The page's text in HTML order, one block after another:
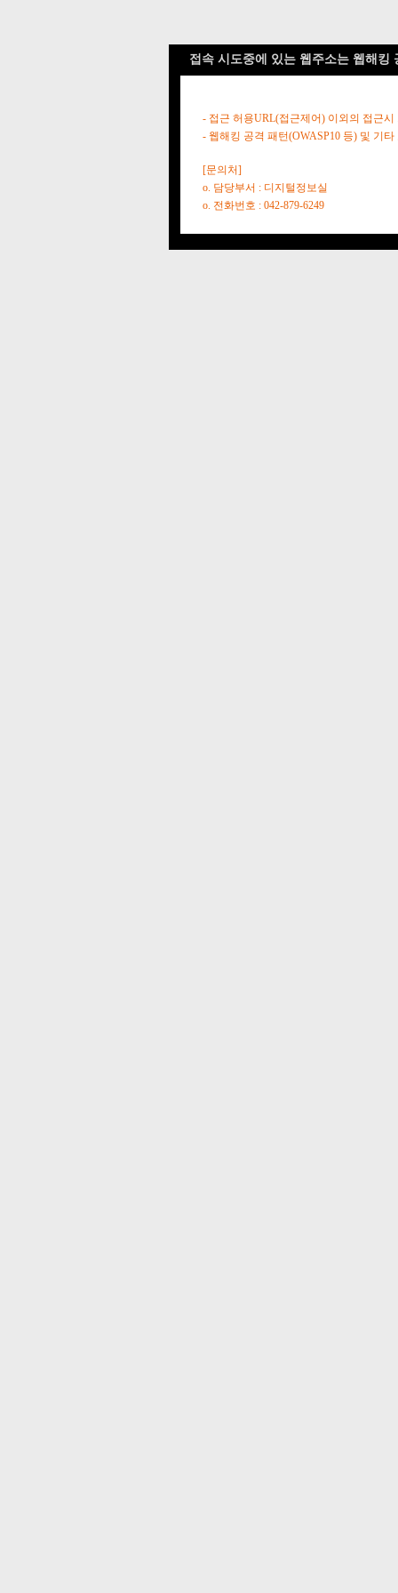
접속 시도중에 있는 웹주소는 웹해킹
- 접근 허용URL(접근제어) 이외의 접근시
- 웹해킹 공격 패턴(OWASP10 등) 및 기
[문의처]
o. 담당부서 : 디지털정보실
o. 전화번호 : 042-879-6249